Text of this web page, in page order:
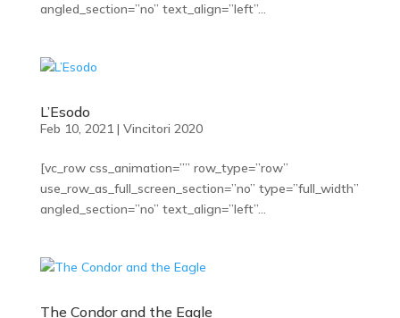
angled_section=”no” text_align=”left”...
L’Esodo
Feb 10, 2021| Vincitori 2020
[vc_row css_animation=”” row_type=”row”
use_row_as_full_screen_section=”no” type=”full_width”
angled_section=”no” text_align=”left”...
The Condor and the Eagle